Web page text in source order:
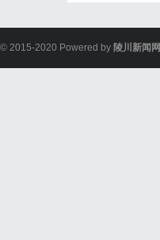
© 2015-2020 Powered by 陵川新闻网